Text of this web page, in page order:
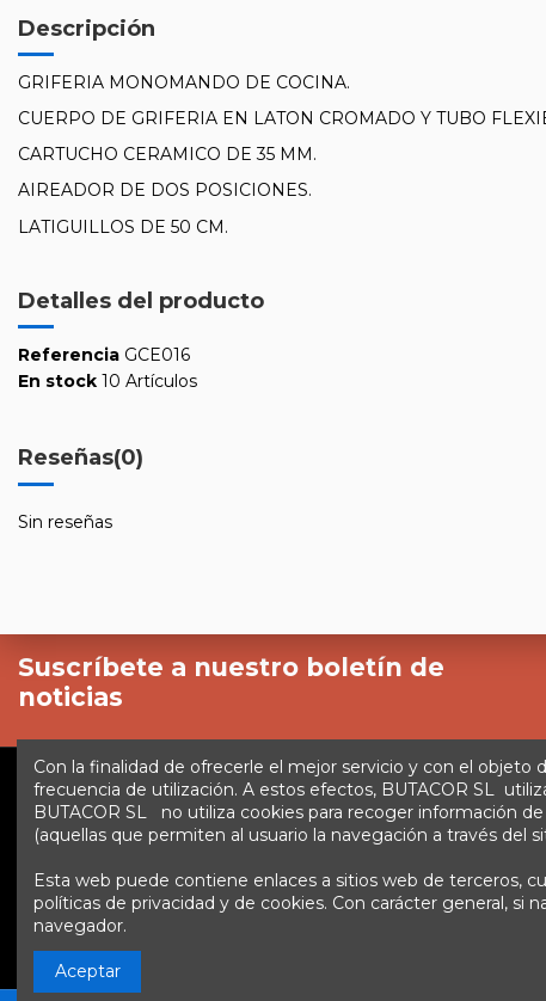
Descripción
GRIFERIA MONOMANDO DE COCINA.
CUERPO DE GRIFERIA EN LATON CROMADO Y TUBO
CARTUCHO CERAMICO DE 35 MM.
AIREADOR DE DOS POSICIONES.
LATIGUILLOS DE 50 CM.
Detalles del producto
Referencia GCE016
En stock 10 Artículos
Reseñas(0)
Sin reseñas
Suscríbete a nuestro boletín de
noticias
Enlaces Inicio Sobre nosotros Contacte con nosotros
Contáctanos Fontacor Ctra. Fuente Álamo Nº45,
Con la finalidad de ofrecerle el mejor servicio y con el objeto
frecuencia de utilización. A estos efectos, BUTACOR SL
BUTACOR SL no utiliza cookies para recoger información
(aquellas que permiten al usuario la navegación a través del
Esta web puede contiene enlaces a sitios web de terceros,
políticas de privacidad y de cookies. Con carácter general,
navegador.
Aceptar